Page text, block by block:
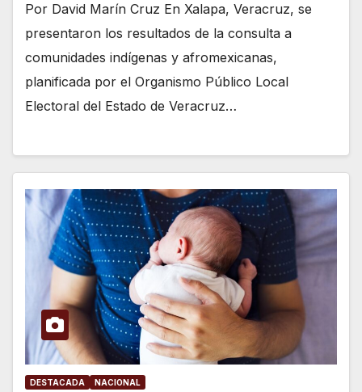
Por David Marín Cruz En Xalapa, Veracruz, se
presentaron los resultados de la consulta a
comunidades indígenas y afromexicanas,
planificada por el Organismo Público Local
Electoral del Estado de Veracruz…
DESTACADA NACIONAL